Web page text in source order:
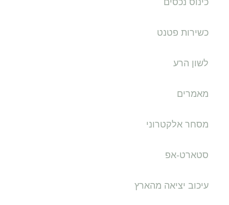
כינוס נכסים
כשירות פטנט
לשון הרע
מאמרים
מסחר אלקטרוני
סטארט-אפ
עיכוב יציאה מהארץ